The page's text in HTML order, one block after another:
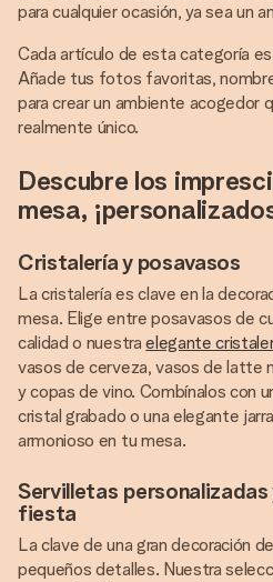
para cualquier ocasión, ya sea un
Cada artículo de esta categoría
Añade tus fotos favoritas,
para crear un ambiente acogedor
realmente único.
Descubre los
mesa,
Cristalería y posavasos
La cristalería es clave en la
mesa. Elige entre posavasos de
calidad o nuestraelegante
vasos de cerveza, vasos de latte
y copas de vino. Combínalos con
cristal grabado o una elegante
armonioso en tu mesa.
Servilletas
fiesta
La clave de una gran decoración
pequeños detalles. Nuestra